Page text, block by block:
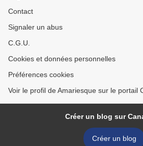
Contact
Signaler un abus
C.G.U.
Cookies et données personnelles
Préférences cookies
Voir le profil de Amariesque sur le portail
Créer un blog sur
Créer un blog